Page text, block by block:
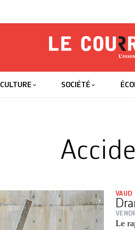
Le
CULTURE SOCIÉTÉ
VAUD
Le